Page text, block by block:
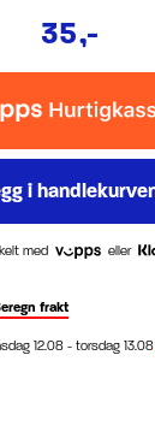
35,-
med eller
frakt
12.08 - torsdag 13.08